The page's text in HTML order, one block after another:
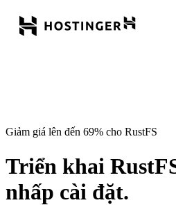
Giảm giá lên đến 69% cho RustFS
Triển khai
nhấp cài đặt.